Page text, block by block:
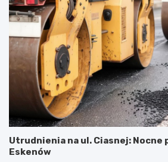
Utrudnienia na ul. Ciasnej: Nocne
Eskenów